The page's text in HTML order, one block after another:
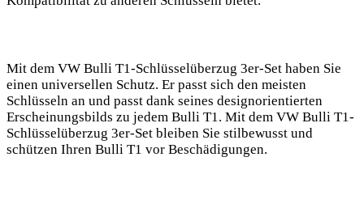
Mit dem VW Bulli T1-Schlüsselüberzug 3er-Set haben⁢ Sie
einen universellen Schutz. Er ⁤passt sich den meisten
Schlüsseln an und passt dank seines designorientierten
Erscheinungsbilds‍ zu ​jedem Bulli⁣ T1.​ Mit dem‍ VW Bulli​ T1-
Schlüsselüberzug‍ 3er-Set ‍bleiben Sie stilbewusst und
‌schützen Ihren Bulli T1 ⁤vor Beschädigungen.